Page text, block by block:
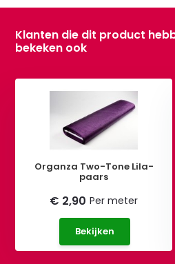
Klanten die dit product
bekeken ook
Organza Two-Tone Lila-
paars
€ 2,90 Per meter
Bekijken